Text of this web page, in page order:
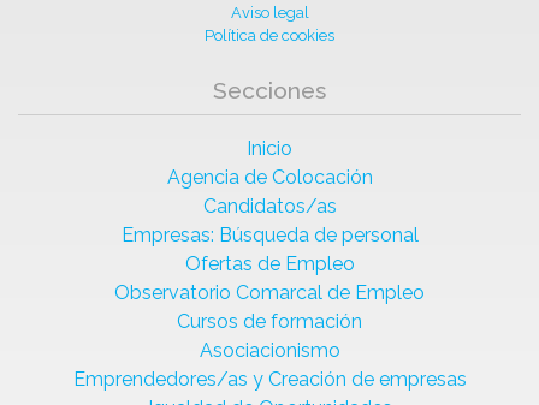
Aviso legal
Política de cookies
Secciones
Inicio
Agencia de Colocación
Candidatos/as
Empresas: Búsqueda de personal
Ofertas de Empleo
Observatorio Comarcal de Empleo
Cursos de formación
Asociacionismo
Emprendedores/as y Creación de empresas